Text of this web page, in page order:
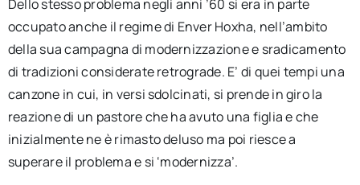
Dello stesso problema negli anni ’60 si era in parte
occupato anche il regime di Enver Hoxha, nell’ambito
della sua campagna di modernizzazione e sradicamento
di tradizioni considerate retrograde. E’ di quei tempi una
canzone in cui, in versi sdolcinati, si prende in giro la
reazione di un pastore che ha avuto una figlia e che
inizialmente ne è rimasto deluso ma poi riesce a
superare il problema e si ‘modernizza’.